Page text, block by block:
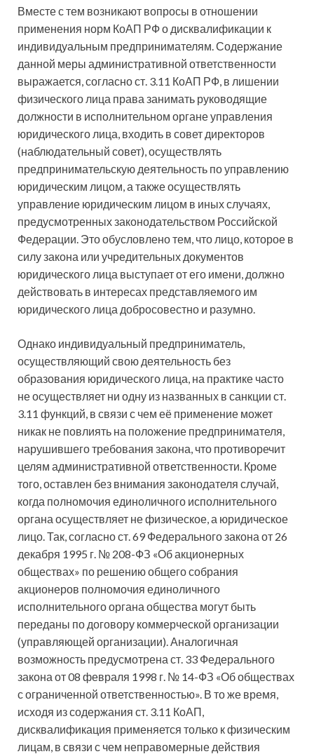
Вместе с тем возникают вопросы в отношении
применения норм КоАП РФ о дисквалификации к
индивидуальным предпринимателям. Содержание
данной меры административной ответственности
выражается, согласно ст. 3.11 КоАП РФ, в лишении
физического лица права занимать руководящие
должности в исполнительном органе управления
юридического лица, входить в совет директоров
(наблюдательный совет), осуществлять
предпринимательскую деятельность по управлению
юридическим лицом, а также осуществлять
управление юридическим лицом в иных случаях,
предусмотренных законодательством Российской
Федерации. Это обусловлено тем, что лицо, которое в
силу закона или учредительных документов
юридического лица выступает от его имени, должно
действовать в интересах представляемого им
юридического лица добросовестно и разумно.
Однако индивидуальный предприниматель,
осуществляющий свою деятельность без
образования юридического лица, на практике часто
не осуществляет ни одну из названных в санкции ст.
3.11 функций, в связи с чем её применение может
никак не повлиять на положение предпринимателя,
нарушившего требования закона, что противоречит
целям административной ответственности. Кроме
того, оставлен без внимания законодателя случай,
когда полномочия единоличного исполнительного
органа осуществляет не физическое, а юридическое
лицо. Так, согласно ст. 69 Федерального закона от 26
декабря 1995 г. № 208-ФЗ «Об акционерных
обществах» по решению общего собрания
акционеров полномочия единоличного
исполнительного органа общества могут быть
переданы по договору коммерческой организации
(управляющей организации). Аналогичная
возможность предусмотрена ст. 33 Федерального
закона от 08 февраля 1998 г. № 14-ФЗ «Об обществах
с ограниченной ответственностью». В то же время,
исходя из содержания ст. 3.11 КоАП,
дисквалификация применяется только к физическим
лицам, в связи с чем неправомерные действия